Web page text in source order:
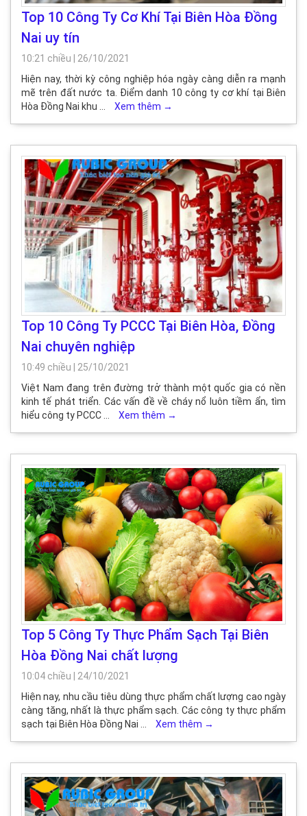
Top 10 Công Ty Cơ Khí Tại Biên Hòa Đồng
Nai uy tín
10:21 chiều
26/10/2021
Hiện nay, thời kỳ công nghiệp hóa ngày càng diễn ra mạnh
mẽ trên đất nước ta. Điểm danh 10 công ty cơ khí tại Biên
Hòa Đồng Nai khu …
Xem thêm →
Top 10 Công Ty PCCC Tại Biên Hòa, Đồng
Nai chuyên nghiệp
10:49 chiều
25/10/2021
Việt Nam đang trên đường trở thành một quốc gia có nền
kinh tế phát triển. Các vấn đề về cháy nổ luôn tiềm ẩn, tìm
hiểu công ty PCCC …
Xem thêm →
Top 5 Công Ty Thực Phẩm Sạch Tại Biên
Hòa Đồng Nai chất lượng
10:04 chiều
24/10/2021
Hiện nay, nhu cầu tiêu dùng thực phẩm chất lượng cao ngày
càng tăng, nhất là thực phẩm sạch. Các công ty thực phẩm
sạch tại Biên Hòa Đồng Nai …
Xem thêm →